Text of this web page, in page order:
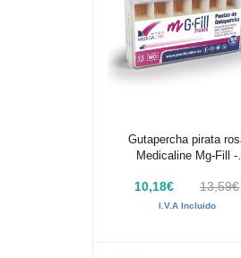
Añadir al carrito
Gutapercha pirata
Medicaline Mg-Fill -
10,18€ 13,59€
I.V.A Incluido